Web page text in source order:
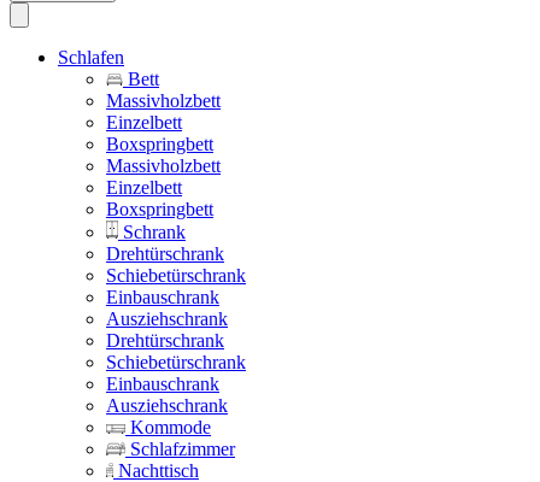
Schlafen
Bett
Massivholzbett
Einzelbett
Boxspringbett
Massivholzbett
Einzelbett
Boxspringbett
Schrank
Drehtürschrank
Schiebetürschrank
Einbauschrank
Ausziehschrank
Drehtürschrank
Schiebetürschrank
Einbauschrank
Ausziehschrank
Kommode
Schlafzimmer
Nachttisch